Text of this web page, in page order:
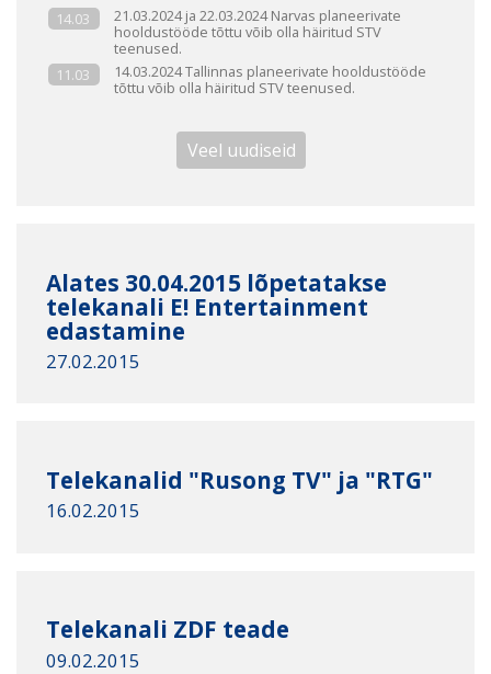
14.03
21.03.2024 ja 22.03.2024 Narvas planeerivate
hooldustööde tõttu võib olla häiritud STV
teenused.
11.03
14.03.2024 Tallinnas planeerivate hooldustööde
tõttu võib olla häiritud STV teenused.
Veel uudiseid
Alates 30.04.2015 lõpetatakse
telekanali E! Entertainment
edastamine
27.02.2015
Telekanalid "Rusong TV" ja "RTG"
16.02.2015
Telekanali ZDF teade
09.02.2015